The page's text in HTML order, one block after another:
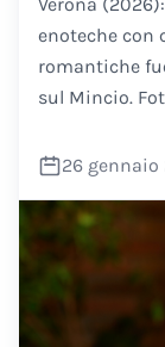
enoteche con
romantiche
sul Mincio.
26 gennaio